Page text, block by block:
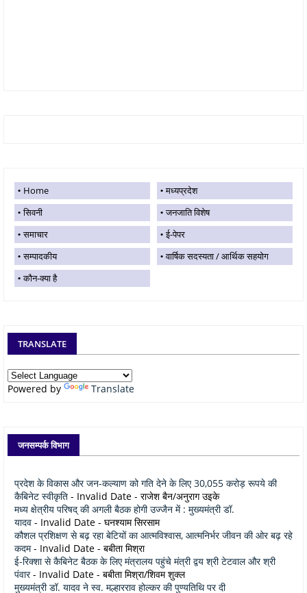
Home
मध्यप्रदेश
सिवनी
जनजाति विशेष
समाचार
ई-पेपर
सम्पादकीय
वार्षिक सदस्यता / आर्थिक सहयोग
कौन-क्या है
TRANSLATE
Powered by Translate
जनसम्पर्क विभाग
प्रदेश के विकास और जन-कल्याण को गति देने के लिए 30,055 करोड़ रूपये की
कैबिनेट स्वीकृति - Invalid Date - राजेश बैन/अनुराग उइके
मध्य क्षेत्रीय परिषद् की अगली बैठक होगी उज्जैन में : मुख्यमंत्री डॉ.
यादव - Invalid Date - घनश्याम सिरसाम
कौशल प्रशिक्षण से बढ़ रहा बेटियों का आत्मविश्वास, आत्मनिर्भर जीवन की ओर बढ़ रहे
कदम- Invalid Date - बबीता मिश्रा
ई-रिक्शा से कैबिनेट बैठक के लिए मंत्रालय पहुंचे मंत्री द्वय श्री टेटवाल और श्री
पंवार- Invalid Date - बबीता मिश्रा/शिवम शुक्ल
मुख्यमंत्री डॉ. यादव ने स्व. मल्हारराव होल्कर की पुण्यतिथि पर दी